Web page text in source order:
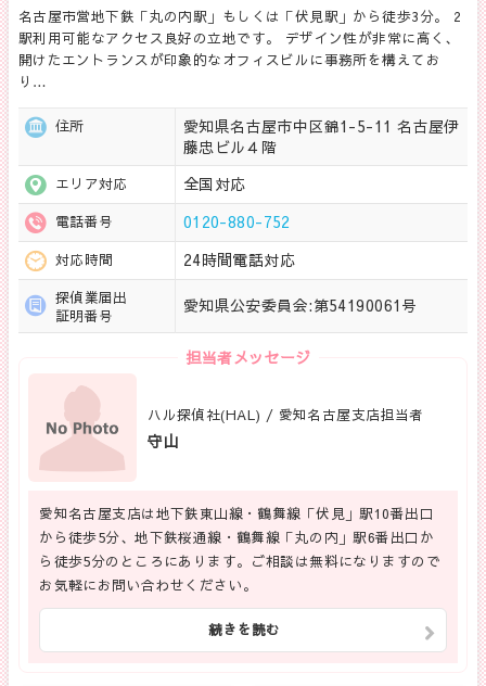
名古屋市営地下鉄「丸の内駅」もしくは「伏見駅」から徒歩3分。 2
駅利用可能なアクセス良好の立地です。 デザイン性が非常に高く、
開けたエントランスが印象的なオフィスビルに事務所を構えてお
り…
住所
愛知県名古屋市中区錦1-5-11 名古屋伊
藤忠ビル４階
エリア対応 全国対応
電話番号 0120-880-752
対応時間 24時間電話対応
探偵業届出
証明番号
愛知県公安委員会:第54190061号
担当者メッセージ
ハル探偵社(HAL) / 愛知名古屋支店担当者
守山
愛知名古屋支店は地下鉄東山線・鶴舞線「伏見」駅10番出口
から徒歩5分、地下鉄桜通線・鶴舞線「丸の内」駅6番出口か
ら徒歩5分のところにあります。ご相談は無料になりますので
お気軽にお問い合わせください。
続きを読む